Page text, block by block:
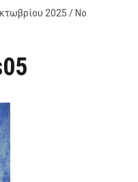
2025 / No